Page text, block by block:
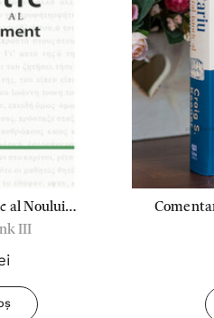
al Noului
- IoanIII